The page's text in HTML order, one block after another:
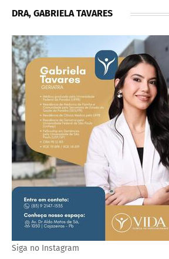
DRA, GABRIELA TAVARES
Siga no Instagram